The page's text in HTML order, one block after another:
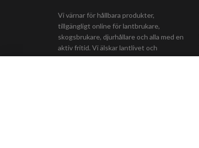
Vi värnar för hållbara produkter,
tillgängligt online för lantbrukare,
skogsbrukare, djurhållare och alla med en
aktiv fritid. Vi älskar lantlivet och
erbjuder smidiga och prisvärda lösningar